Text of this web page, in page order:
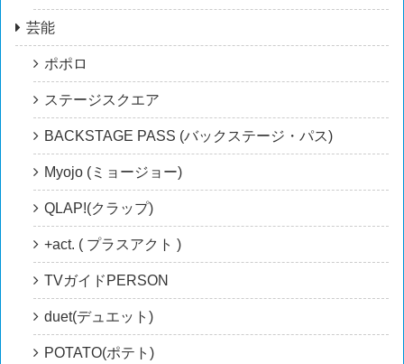
芸能
ポポロ
ステージスクエア
BACKSTAGE PASS (バックステージ・パス)
Myojo (ミョージョー)
QLAP!(クラップ)
+act. ( プラスアクト )
TVガイドPERSON
duet(デュエット)
POTATO(ポテト)